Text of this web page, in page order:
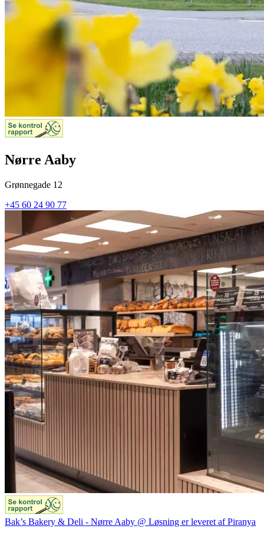
Nørre Aaby
Grønnegade 12
+45 60 24 90 77
Bak’s Bakery & Deli - Nørre Aaby @ Løsning er leveret af Piranya